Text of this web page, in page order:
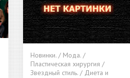
Новинки. / Мода. /
Пластическая хирургия /
Звездный стиль. / Диета и